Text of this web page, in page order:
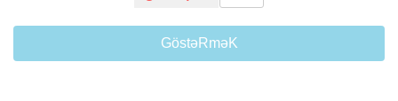
GöstəRməK